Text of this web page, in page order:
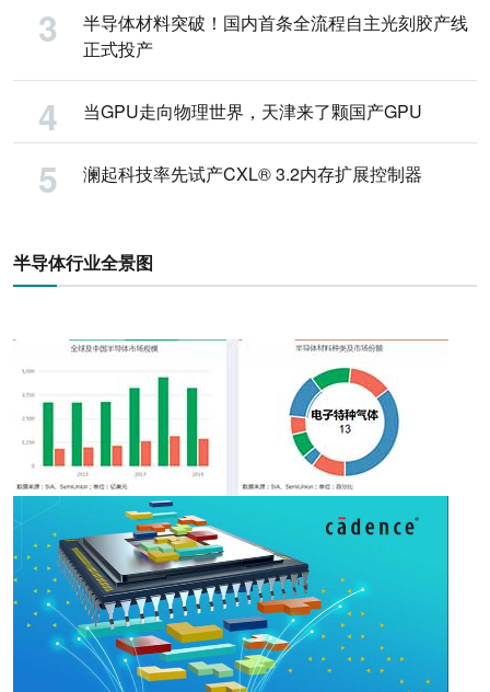
半导体材料突破！国内首条全流程自主光刻胶产线
正式投产
当GPU走向物理世界，天津来了颗国产GPU
澜起科技率先试产CXL® 3.2内存扩展控制器
半导体行业全景图